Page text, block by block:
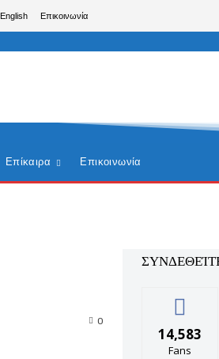
English Επικοινωνία
Επίκαιρα Επικοινωνία
0
14,583
Fans